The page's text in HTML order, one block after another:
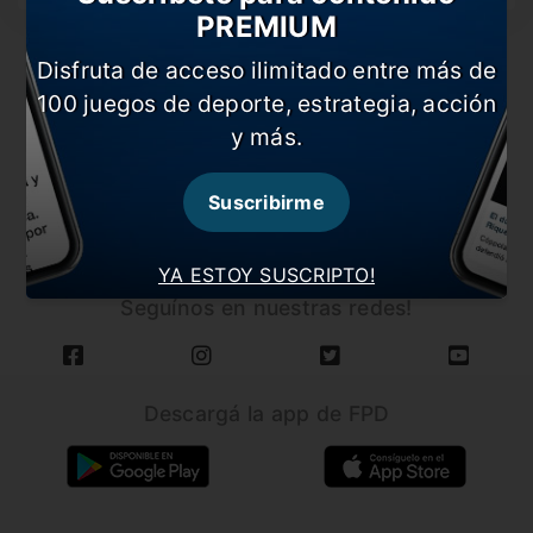
CARGAR MÁS NOTICIAS
Seguínos en nuestras redes!
YA ESTOY SUSCRIPTO!
PREMIUM
Disfruta de acceso ilimitado entre más de
100 juegos de deporte, estrategia, acción
y más.
Suscribirme